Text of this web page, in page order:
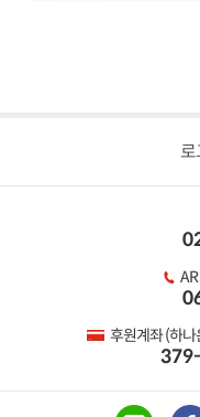
로
후원계좌 (하